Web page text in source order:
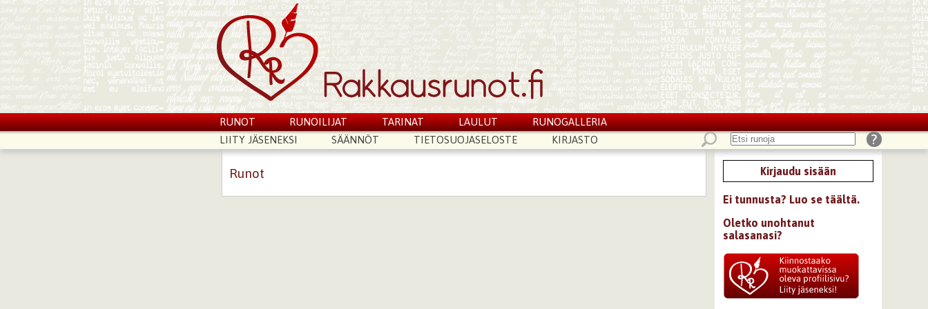
RUNOT RUNOILIJAT TARINAT LAULUT
RUNOGALLERIA
LIITY JÄSENEKSI
SÄÄNNÖT TIETOSUOJASELOSTE KIRJASTO
Runot Kirjaudu sisään
Ei tunnusta? Luo se täältä.
Oletko unohtanut
salasanasi?